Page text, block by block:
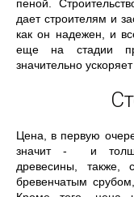
пеной.
дает строителям и
как он надежен, и
еще на стадии
значительно
Цена, в первую
значит - и
древесины,
бревенчатым